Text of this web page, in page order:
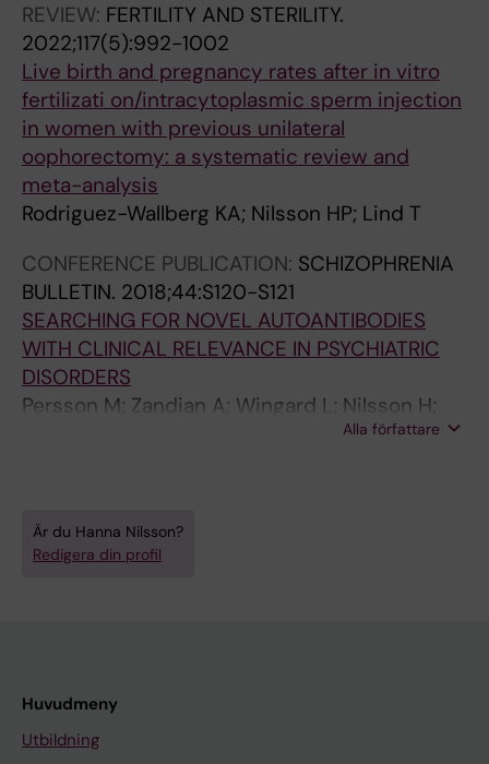
REVIEW: FERTILITY AND STERILITY.
2022;117(5):992-1002
Live birth and pregnancy rates after in vitro
fertilizati on/intracytoplasmic sperm injection
in women with previous unilateral
oophorectomy: a systematic review and
meta-analysis
Rodriguez-Wallberg KA; Nilsson HP; Lind T
CONFERENCE PUBLICATION: SCHIZOPHRENIA
BULLETIN. 2018;44:S120-S121
SEARCHING FOR NOVEL AUTOANTIBODIES
WITH CLINICAL RELEVANCE IN PSYCHIATRIC
DISORDERS
Persson M; Zandian A; Wingard L; Nilsson H;
Sjostedt E; Johansson D; Just D; Hellstrom C;
Alla författare
Är du Hanna Nilsson?
Redigera din profil
Huvudmeny
Utbildning